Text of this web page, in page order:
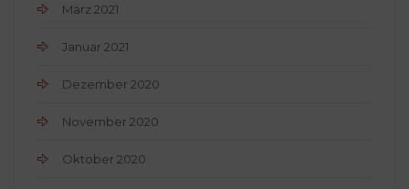
März 2021
Januar 2021
Dezember 2020
November 2020
Oktober 2020